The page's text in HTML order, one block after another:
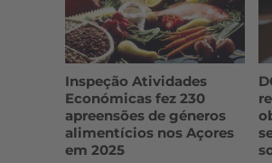
Inspeção Atividades
Económicas fez 230
apreensões de géneros
alimentícios nos Açores
em 2025